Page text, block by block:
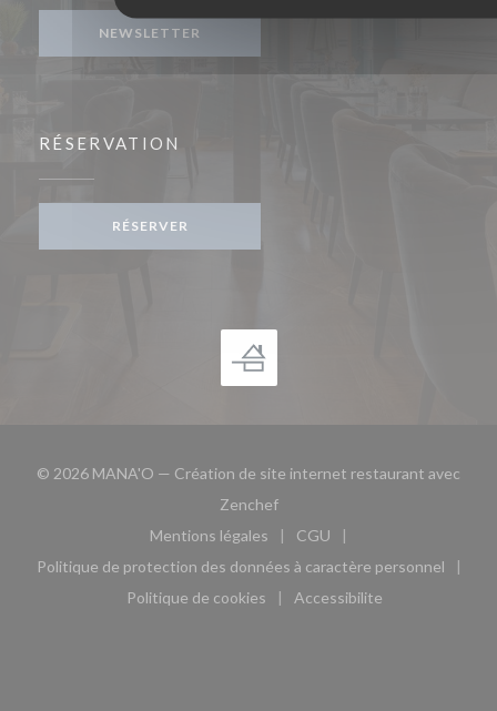
NEWSLETTER
RÉSERVATION
RÉSERVER
© 2026 MANA'O — Création de site internet restaurant avec
Zenchef((ouvre une nouvelle fenêtre))
Mentions légales
((ouvre une nouvelle fenêtre))
CGU
((ouvre une nouvelle
Politique de protection des données à caractère personnel
((ouvre une nouvelle fenêtre))
Politique de cookies
((ouvre une nouvelle fenêtre))
Accessibilite